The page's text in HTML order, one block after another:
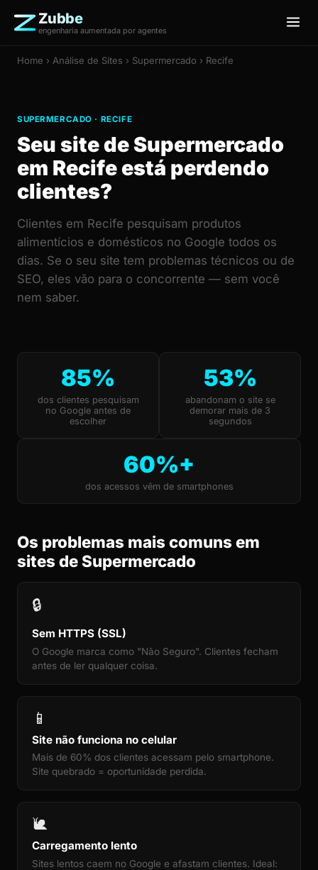
Zubbe
engenharia aumentada por agentes
Home › Análise de Sites › Supermercado › Recife
SUPERMERCADO · RECIFE
Seu site de Supermercado
em Recife está perdendo
clientes?
Clientes em Recife pesquisam produtos
alimentícios e domésticos no Google todos os
dias. Se o seu site tem problemas técnicos ou de
SEO, eles vão para o concorrente — sem você
nem saber.
85%
dos clientes pesquisam
no Google antes de
escolher
53%
abandonam o site se
demorar mais de 3
segundos
60%+
dos acessos vêm de smartphones
Os problemas mais comuns em
sites de Supermercado
🔒
Sem HTTPS (SSL)
O Google marca como "Não Seguro". Clientes fecham
antes de ler qualquer coisa.
📱
Site não funciona no celular
Mais de 60% dos clientes acessam pelo smartphone.
Site quebrado = oportunidade perdida.
🐌
Carregamento lento
Sites lentos caem no Google e afastam clientes. Ideal: